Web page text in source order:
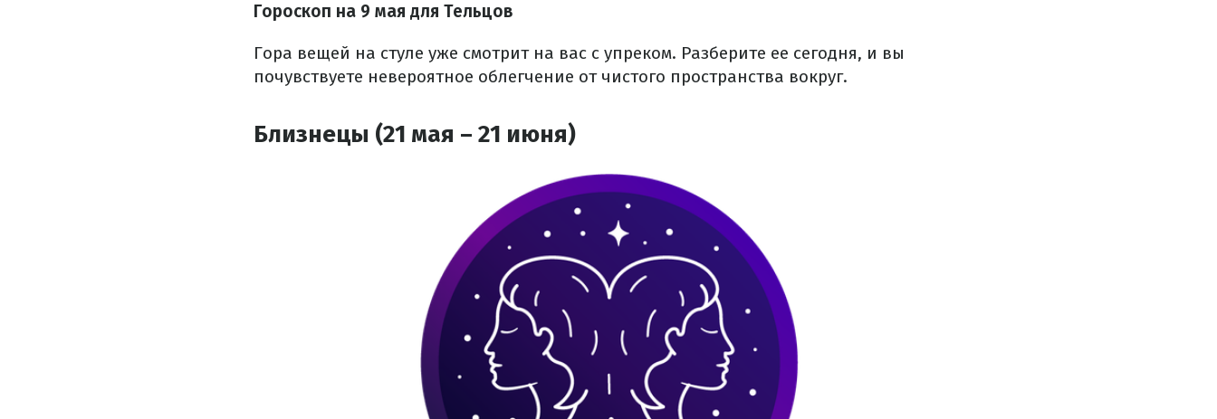
Гороскоп на 9 мая для Тельцов
Гора вещей на стуле уже смотрит на вас с упреком. Разберите ее сегодня, и вы
почувствуете невероятное облегчение от чистого пространства вокруг.
Близнецы (21 мая – 21 июня)